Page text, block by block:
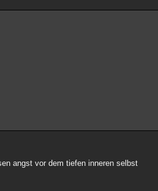
angst vor dem tiefen inneren selbst